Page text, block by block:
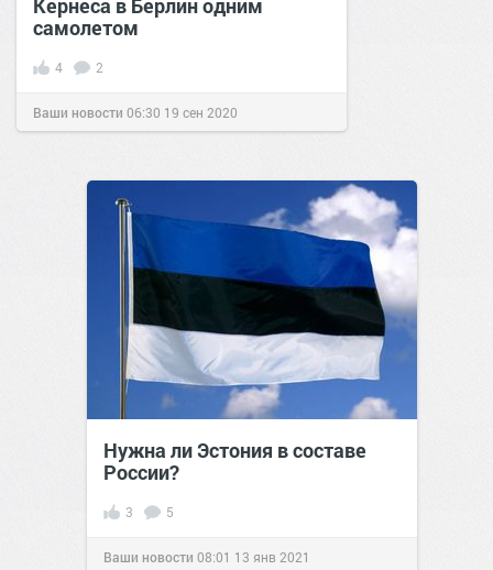
Кернеса в Берлин одним
самолетом
4 2
Ваши новости 06:30 19 сен 2020
Нужна ли Эстония в составе
России?
3 5
Ваши новости 08:01 13 янв 2021